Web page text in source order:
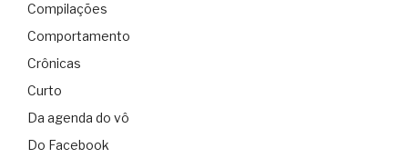
Compilações
Comportamento
Crônicas
Curto
Da agenda do vô
Do Facebook